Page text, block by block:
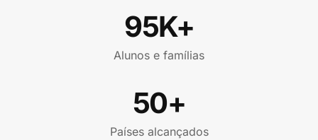
95K+
Alunos e famílias
50+
Países alcançados